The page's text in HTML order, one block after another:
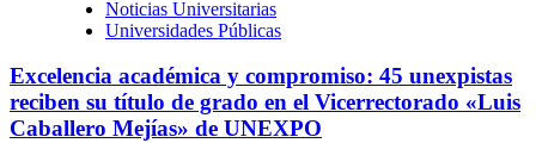
Noticias Universitarias
Universidades Públicas
Excelencia académica y compromiso: 45 unexpistas
reciben su título de grado en el Vicerrectorado «Luis
Caballero Mejías» de UNEXPO